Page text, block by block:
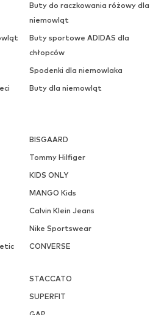
Buty do raczkowania różowy dla
niemowląt
Buty sportowe ADIDAS dla
chłopców
Spodenki dla niemowlaka
Buty dla niemowląt
BISGAARD
Tommy Hilfiger
KIDS ONLY
MANGO Kids
Calvin Klein Jeans
Nike Sportswear
CONVERSE
STACCATO
SUPERFIT